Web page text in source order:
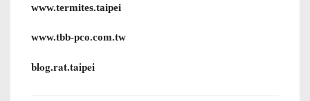
www.termites.taipei
www.tbb-pco.com.tw
blog.rat.taipei